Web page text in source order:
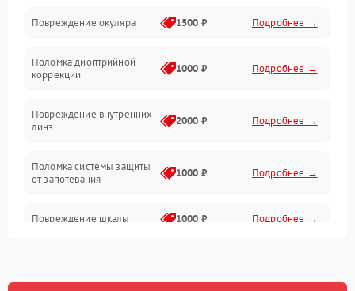
Электроника
Аксессуары
Повреждение окуляра 1500 ₽ Подробнее →
Поломка диоптрийной
коррекции
1000 ₽ Подробнее →
Повреждение внутренних
линз
2000 ₽ Подробнее →
Поломка системы защиты
от запотевания
1000 ₽ Подробнее →
Повреждение шкалы 1000 ₽ Подробнее →